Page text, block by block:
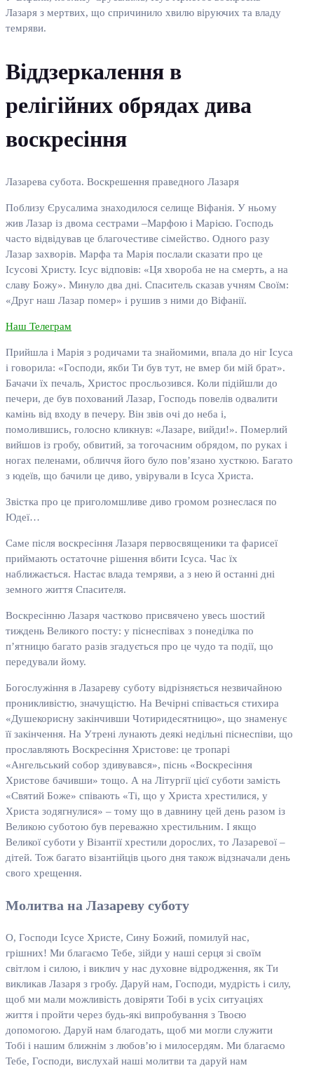
Лазаря з мертвих, що спричинило хвилю віруючих та владу
темряви.
Віддзеркалення в
релігійних обрядах дива
воскресіння
Лазарева субота. Воскрешення праведного Лазаря
Поблизу Єрусалима знаходилося селище Віфанія. У ньому
жив Лазар із двома сестрами –Марфою і Марією. Господь
часто відвідував це благочестиве сімейство. Одного разу
Лазар захворів. Марфа та Марія послали сказати про це
Ісусові Христу. Ісус відповів: «Ця хвороба не на смерть, а на
славу Божу». Минуло два дні. Спаситель сказав учням Своїм:
«Друг наш Лазар помер» і рушив з ними до Віфанії.
Наш Телеграм
Прийшла і Марія з родичами та знайомими, впала до ніг Ісуса
і говорила: «Господи, якби Ти був тут, не вмер би мій брат».
Бачачи їх печаль, Христос просльозився. Коли підійшли до
печери, де був похований Лазар, Господь повелів одвалити
камінь від входу в печеру. Він звів очі до неба і,
помолившись, голосно кликнув: «Лазаре, вийди!». Померлий
вийшов із гробу, обвитий, за тогочасним обрядом, по руках і
ногах пеленами, обличчя його було пов’язано хусткою. Багато
з юдеїв, що бачили це диво, увірували в Ісуса Христа.
Звістка про це приголомшливе диво громом рознеслася по
Юдеї…
Саме після воскресіння Лазаря первосвященики та фарисеї
приймають остаточне рішення вбити Ісуса. Час їх
наближається. Настає влада темряви, а з нею й останні дні
земного життя Спасителя.
Воскресінню Лазаря частково присвячено увесь шостий
тиждень Великого посту: у пісне­співах з понеділка по
п’ятницю багато разів згадується про це чудо та події, що
передували йому.
Богослужіння в Лазареву суботу відрізняється незвичайною
проникливістю, значущістю. На Вечірні співається стихира
«Душекорисну закінчивши Чотиридесятницю», що знаменує
її закінчення. На Утрені лунають деякі недільні піснеспіви, що
прославляють Воскресіння Христове: це тропарі
«Ангельський собор здивувався», піснь «Воскресіння
Христове бачивши» тощо. А на Літургії цієї суботи замість
«Святий Боже» співають «Ті, що у Христа хрестилися, у
Христа зодягнулися» – тому що в давнину цей день разом із
Великою суботою був переважно хрестильним. І якщо
Великої суботи у Візантії хрестили дорослих, то Лазаревої –
дітей. Тож багато візантійців цього дня також відзначали день
свого хрещення.
Молитва на Лазареву суботу
О, Господи Ісусе Христе, Сину Божий, помилуй нас,
грішних! Ми благаємо Тебе, зійди у наші серця зі своїм
світлом і силою, і виклич у нас духовне відродження, як Ти
викликав Лазаря з гробу. Даруй нам, Господи, мудрість і силу,
щоб ми мали можливість довіряти Тобі в усіх ситуаціях
життя і пройти через будь-які випробування з Твоєю
допомогою. Даруй нам благодать, щоб ми могли служити
Тобі і нашим ближнім з любов’ю і милосердям. Ми благаємо
Тебе, Господи, вислухай наші молитви та даруй нам